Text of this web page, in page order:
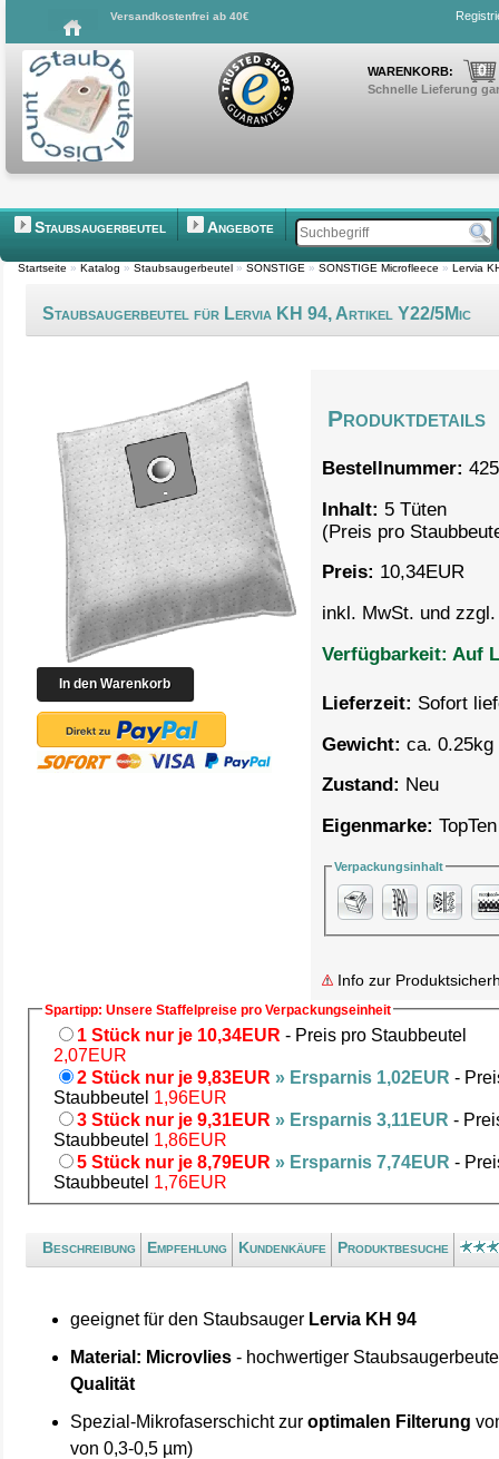
Versandkostenfrei ab 40€
WARENKORB: 0
Schnelle Lieferung
Staubsaugerbeutel Angebote
Startseite » Katalog » Staubsaugerbeutel » SONSTIGE » SONSTIGE Microfleece » Lervia
Staubsaugerbeutel für Lervia KH 94, Artikel Y22/5Mic
Produktdetails
Bestellnummer:
Inhalt: 5 Tüten
(Preis pro
Preis: 10,34EUR
inkl. MwSt. und
Verfügbarkeit: Auf
Lieferzeit: Sofort
Gewicht: ca. 0.25kg
Zustand: Neu
Eigenmarke: TopTen
Verpackungsinhalt
Info zur
Spartipp: Unsere Staffelpreise pro Verpackungseinheit
1 Stück nur je 10,34EUR - Preis pro Staubbeutel
2,07EUR
2 Stück nur je 9,83EUR » Ersparnis 1,02EUR -
Staubbeutel 1,96EUR
3 Stück nur je 9,31EUR » Ersparnis 3,11EUR -
Staubbeutel 1,86EUR
5 Stück nur je 8,79EUR » Ersparnis 7,74EUR -
Staubbeutel 1,76EUR
Beschreibung Empfehlung Kundenkäufe Produktbesuche
geeignet für den Staubsauger Lervia KH 94
Material: Microvlies - hochwertiger
Qualität
Spezial-Mikrofaserschicht zuroptimalen Filterung
von 0,3-0,5 µm)